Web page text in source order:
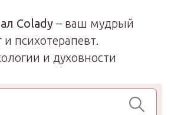
Colady – ваш мудрый
и психотерапевт.
и духовности